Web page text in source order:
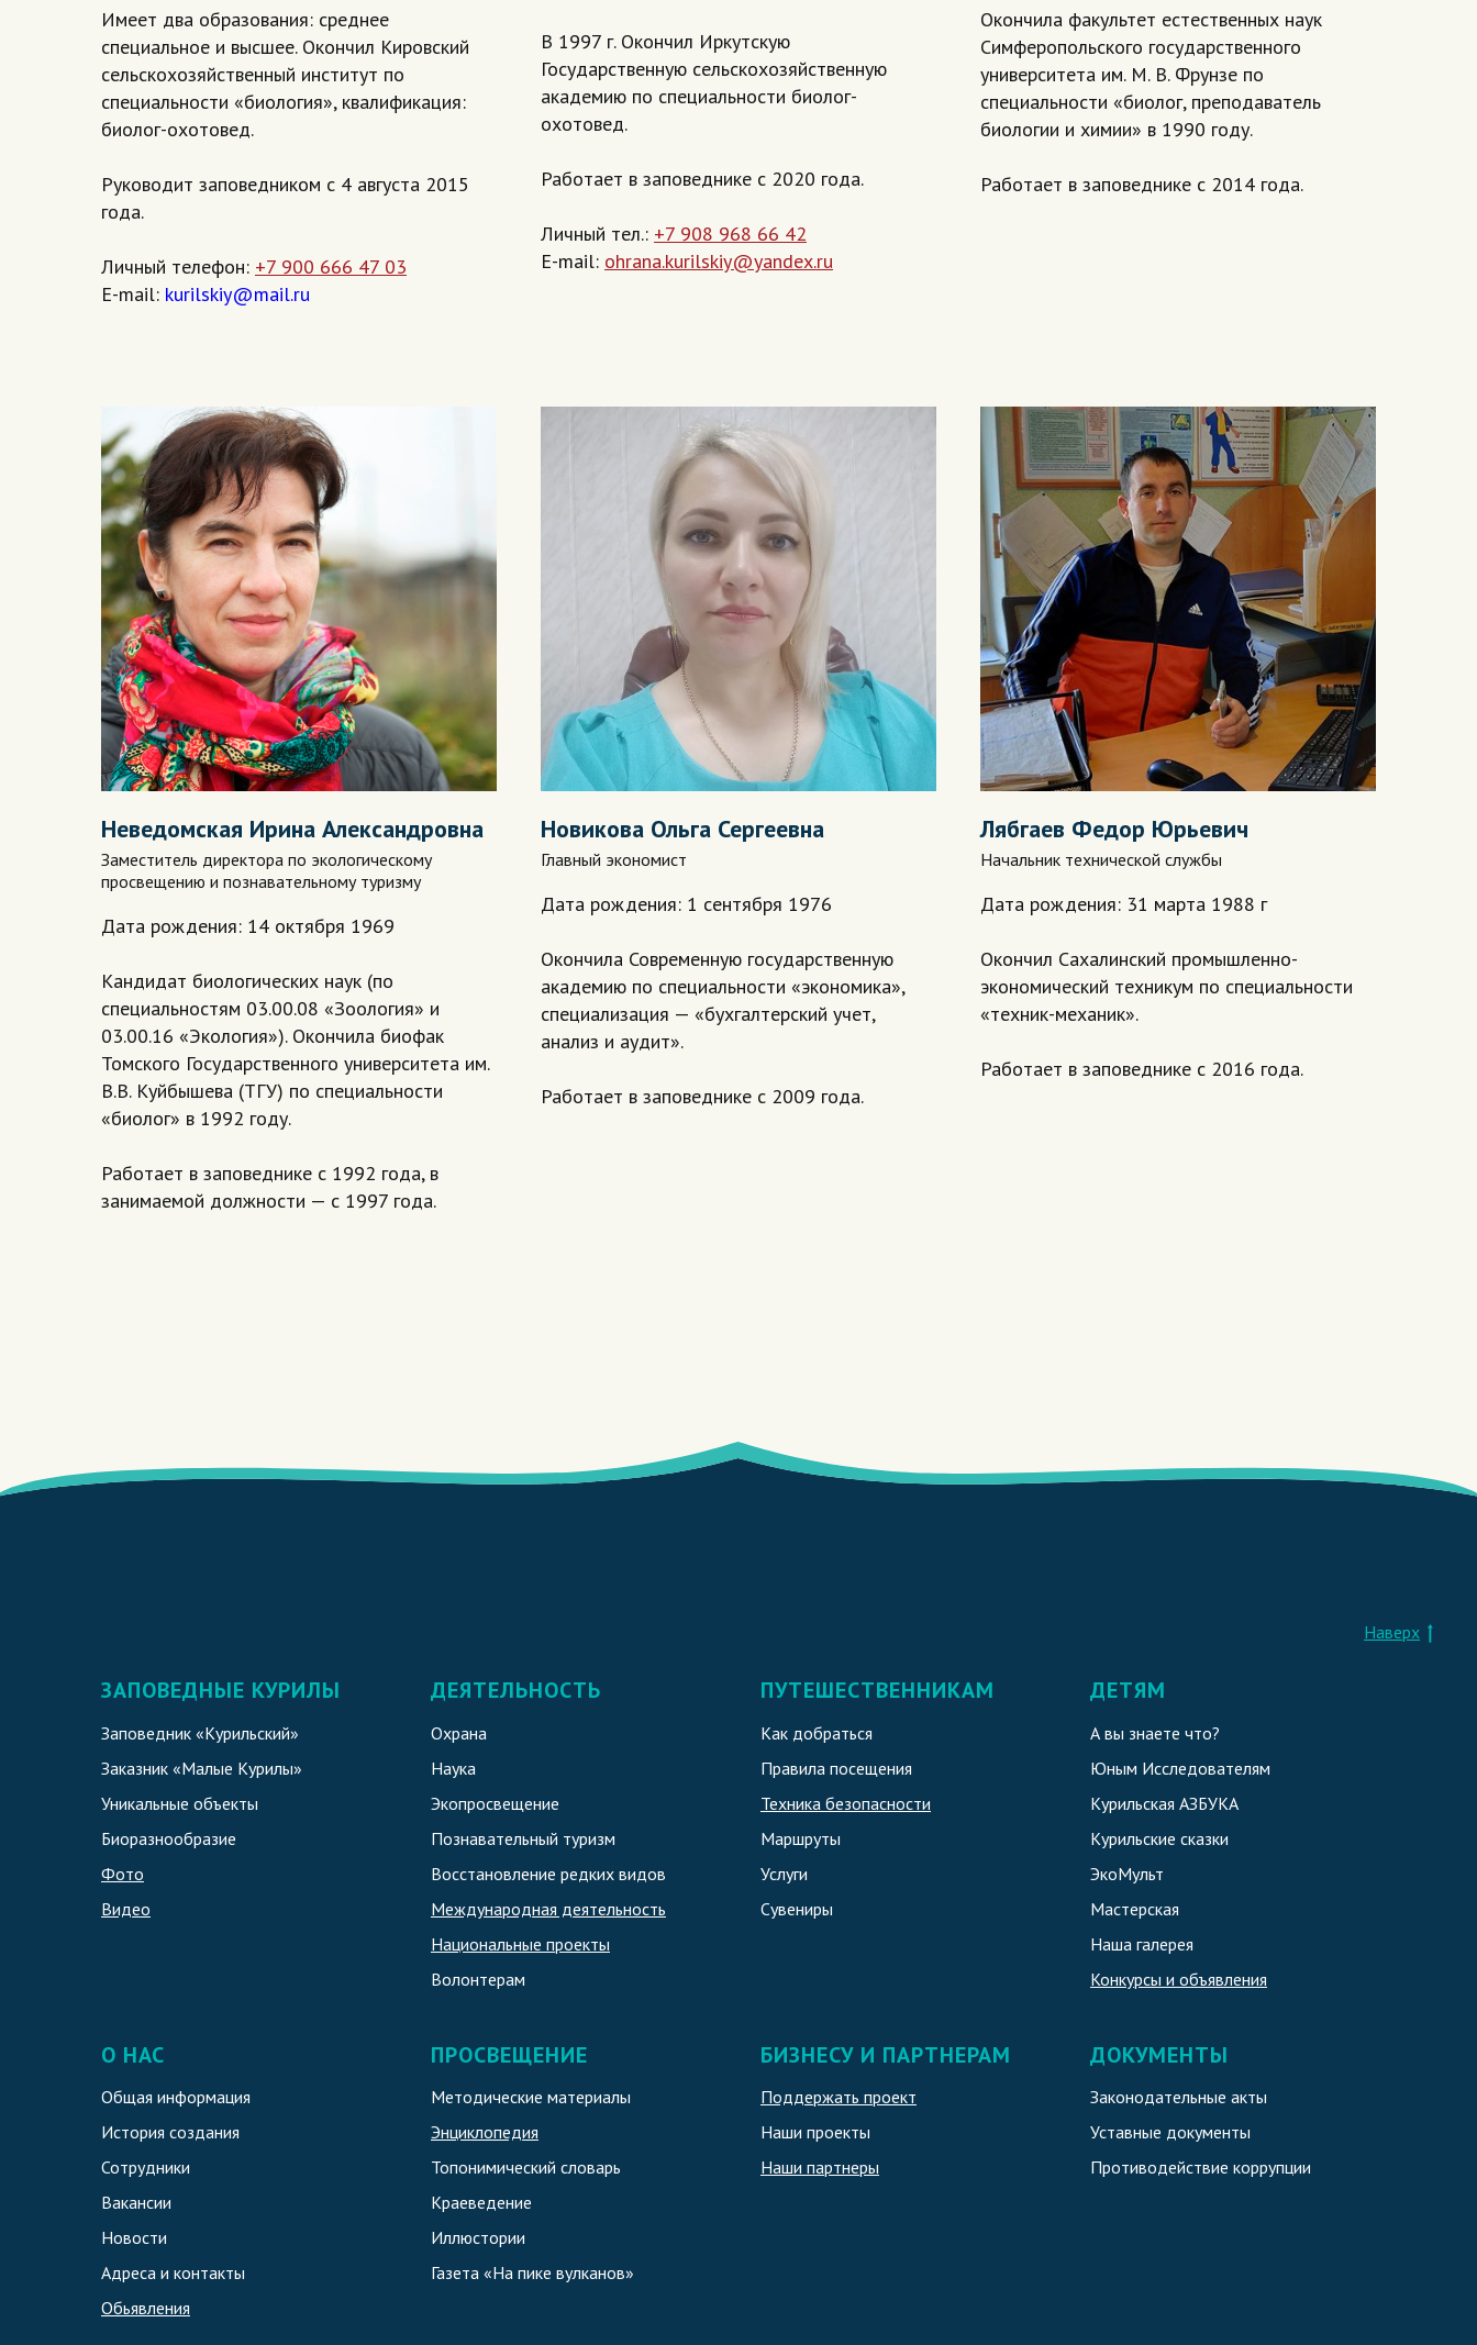
Имеет два образования: среднее
специальное и высшее. Окончил Кировский
сельскохозяйственный институт по
специальности «биология», квалификация:
биолог-охотовед.
Руководит заповедником с 4 августа 2015
года.
Личный телефон: +7 900 666 47 03
E-mail: kurilskiy@mail.ru
В 1997 г. Окончил Иркутскую
Государственную сельскохозяйственную
академию по специальности биолог-
охотовед.
Работает в заповеднике с 2020 года.
Личный тел.: +7 908 968 66 42
E-mail: ohrana.kurilskiy@yandex.ru
Окончила факультет естественных наук
Симферопольского государственного
университета им. М. В. Фрунзе по
специальности «биолог, преподаватель
биологии и химии» в 1990 году.
Работает в заповеднике с 2014 года.
Неведомская Ирина Александровна
Заместитель директора по экологическому
просвещению и познавательному туризму
Дата рождения: 14 октября 1969
Кандидат биологических наук (по
специальностям 03.00.08 «Зоология» и
03.00.16 «Экология»). Окончила биофак
Томского Государственного университета им.
В.В. Куйбышева (ТГУ) по специальности
«биолог» в 1992 году.
Работает в заповеднике с 1992 года, в
занимаемой должности — с 1997 года.
Новикова Ольга Сергеевна
Главный экономист
Дата рождения: 1 сентября 1976
Окончила Современную государственную
академию по специальности «экономика»,
специализация — «бухгалтерский учет,
анализ и аудит».
Работает в заповеднике с 2009 года.
Лябгаев Федор Юрьевич
Начальник технической службы
Дата рождения: 31 марта 1988 г
Окончил Сахалинский промышленно-
экономический техникум по специальности
«техник-механик».
Работает в заповеднике с 2016 года.
Наверх
ЗАПОВЕДНЫЕ КУРИЛЫ
Заповедник «Курильский»
Заказник «Малые Курилы»
Уникальные объекты
Биоразнообразие
Фото
Видео
ДЕЯТЕЛЬНОСТЬ
Охрана
Наука
Экопросвещение
Познавательный туризм
Восстановление редких видов
Международная деятельность
Национальные проекты
Волонтерам
ПУТЕШЕСТВЕННИКАМ
Как добраться
Правила посещения
Техника безопасности
Маршруты
Услуги
Сувениры
ДЕТЯМ
А вы знаете что?
Юным Исследователям
Курильская АЗБУКА
Курильские сказки
ЭкоМульт
Мастерская
Наша галерея
Конкурсы и объявления
О НАС
Общая информация
История создания
Сотрудники
Вакансии
Новости
Адреса и контакты
Обьявления
ПРОСВЕЩЕНИЕ
Методические материалы
Энциклопедия
Топонимический словарь
Краеведение
Иллюстории
Газета «На пике вулканов»
БИЗНЕСУ И ПАРТНЕРАМ
Поддержать проект
Наши проекты
Наши партнеры
ДОКУМЕНТЫ
Законодательные акты
Уставные документы
Противодействие коррупции